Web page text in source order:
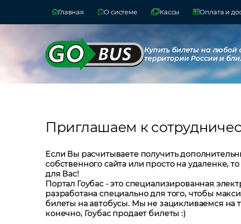
Главная О системе Кассы Оплата и
Купить билеты на
территории России и
Приглашаем к
Если Вы расчитываете получить
собственного сайта или просто на удаленке,
для Вас!
Портал Гоубас - это специализированная
разработана специально для того, чтобы
билеты на автобусы. Мы не зацикливаемся на
конечно, Гоубас продает билеты :)